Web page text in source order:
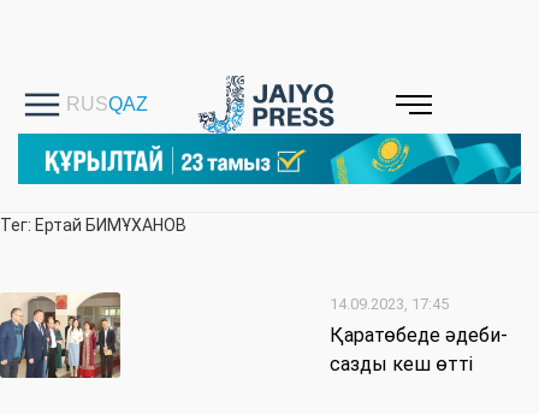
Тег: Ертай БИМҰХАНОВ
14.09.2023, 17:45
Қаратөбеде әдеби-
сазды кеш өтті